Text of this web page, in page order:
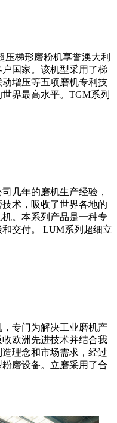
压梯形磨粉机享誉澳大利
国家。该机型采用了梯
增压等五项磨机专利技
界最高水平。TGM系列
几年的磨机生产经验，
术，吸收了世界各地的
。本系列产品是一种专
交付。 LUM系列超细立
专门为解决工业磨机产
欧洲先进技术并结合我
理念和市场需求，经过
磨设备。立磨采用了合